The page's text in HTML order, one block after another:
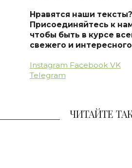
Нравятся наши тексты?
Присоединяйтесь к
чтобы быть в курсе
свежего и
Instagram Facebook VK
Telegram
ЧИТАЙТЕ